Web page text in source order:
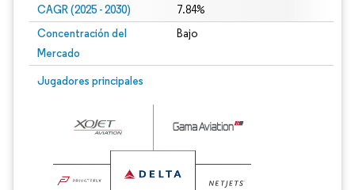
CAGR (2025 - 2030) 7.84%
Concentración del
Mercado
Bajo
Jugadores principales